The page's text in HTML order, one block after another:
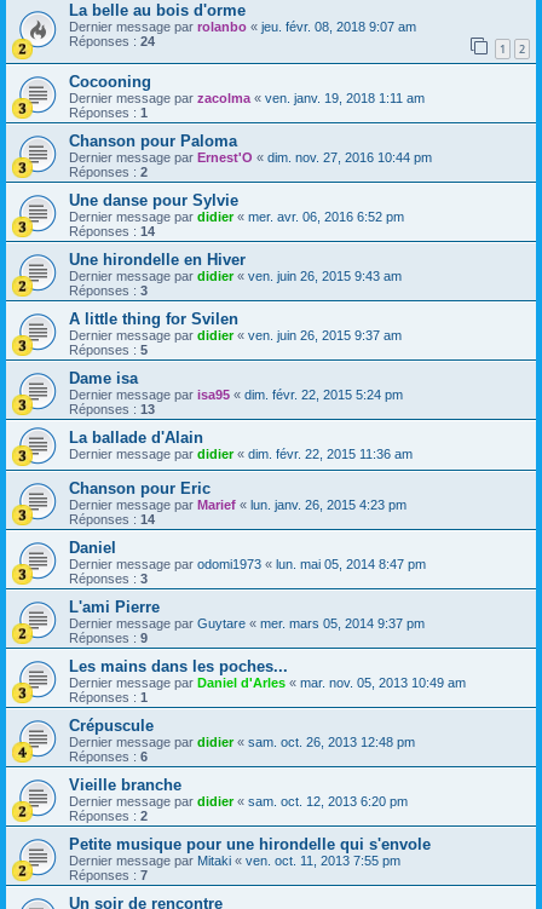
La belle au bois d'orme
Dernier message par rolanbo « jeu. févr. 08, 2018 9:07 am
Réponses : 24 1 2
Cocooning
Dernier message par zacolma « ven. janv. 19, 2018 1:11 am
Réponses : 1
Chanson pour Paloma
Dernier message par Ernest'O « dim. nov. 27, 2016 10:44 pm
Réponses : 2
Une danse pour Sylvie
Dernier message par didier« mer. avr. 06, 2016 6:52 pm
Réponses : 14
Une hirondelle en Hiver
Dernier message par didier« ven. juin 26, 2015 9:43 am
Réponses : 3
A little thing for Svilen
Dernier message par didier« ven. juin 26, 2015 9:37 am
Réponses : 5
Dame isa
Dernier message par isa95 « dim. févr. 22, 2015 5:24 pm
Réponses : 13
La ballade d'Alain
Dernier message par didier« dim. févr. 22, 2015 11:36 am
Chanson pour Eric
Dernier message par Marief « lun. janv. 26, 2015 4:23 pm
Réponses : 14
Daniel
Dernier message par odomi1973 « lun. mai 05, 2014 8:47 pm
Réponses : 3
L'ami Pierre
Dernier message par Guytare « mer. mars 05, 2014 9:37 pm
Réponses : 9
Les mains dans les poches...
Dernier message par Daniel d'Arles « mar. nov. 05, 2013 10:49 am
Réponses : 1
Crépuscule
Dernier message par didier« sam. oct. 26, 2013 12:48 pm
Réponses : 6
Vieille branche
Dernier message par didier« sam. oct. 12, 2013 6:20 pm
Réponses : 2
Petite musique pour une hirondelle qui s'envole
Dernier message par Mitaki « ven. oct. 11, 2013 7:55 pm
Réponses : 7
Un soir de rencontre